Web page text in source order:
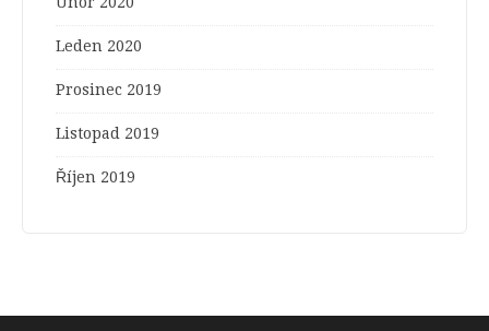
Leden 2020
Prosinec 2019
Listopad 2019
Říjen 2019